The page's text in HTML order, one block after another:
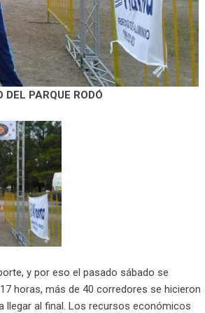
PARQUE RODÓ
y por eso el pasado sábado se
horas, más de 40 corredores se hicieron
llegar al final. Los recursos económicos